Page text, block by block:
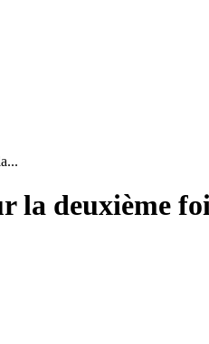
la deuxième